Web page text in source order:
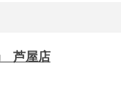
芦屋店